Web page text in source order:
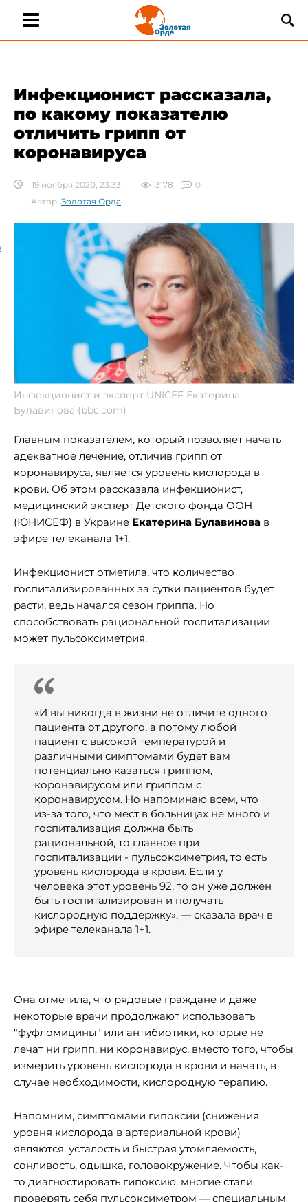
Инфекционист рассказала,
по какому показателю
отличить грипп от
коронавируса
19 ноября 2020, 23:33 3178
0
Автор: Золотая Орда
Инфекционист и эксперт UNICEF Екатерина
Булавинова (bbc.com)
Главным показателем, который позволяет начать
адекватное лечение, отличив грипп от
коронавируса, является уровень кислорода в
крови. Об этом рассказала инфекционист,
медицинский эксперт Детского фонда ООН
(ЮНИСЕФ) в Украине Екатерина Булавинова в
эфире телеканала 1+1.
Инфекционист отметила, что количество
госпитализированных за сутки пациентов будет
расти, ведь начался сезон гриппа. Но
способствовать рациональной госпитализации
может пульсоксиметрия.
«И вы никогда в жизни не отличите одного
пациента от другого, а потому любой
пациент с высокой температурой и
различными симптомами будет вам
потенциально казаться гриппом,
коронавирусом или гриппом с
коронавирусом. Но напоминаю всем, что
из-за того, что мест в больницах не много и
госпитализация должна быть
рациональной, то главное при
госпитализации - пульсоксиметрия, то есть
уровень кислорода в крови. Если у
человека этот уровень 92, то он уже должен
быть госпитализирован и получать
кислородную поддержку», — сказала врач в
эфире телеканала 1+1.
Она отметила, что рядовые граждане и даже
некоторые врачи продолжают использовать
"фуфломицины" или антибиотики, которые не
лечат ни грипп, ни коронавирус, вместо того, чтобы
измерить уровень кислорода в крови и начать, в
случае необходимости, кислородную терапию.
Напомним, симптомами гипоксии (снижения
уровня кислорода в артериальной крови)
являются: усталость и быстрая утомляемость,
сонливость, одышка, головокружение. Чтобы как-
то диагностировать гипоксию, многие стали
проверять себя пульсоксиметром — специальным